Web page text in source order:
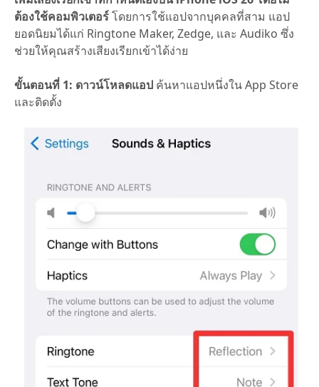
ต้องใช้คอมพิวเตอร์โดยการใช้แอปจากบุคคลที่สาม แอป
ยอดนิยมได้แก่ Ringtone Maker, Zedge, และ Audiko ซึ่ง
ช่วยให้คุณสร้างเสียงเรียกเข้าได้ง่าย
ขั้นตอนที่ 1: ดาวน์โหลดแอป ค้นหาแอปหนึ่งใน App Store
และติดตั้ง